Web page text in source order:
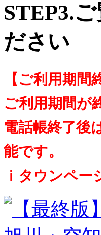
STEP3.
ださい
【ご利用期
ご利用期間が
電話帳終了後
能です。
ｉタウンペ